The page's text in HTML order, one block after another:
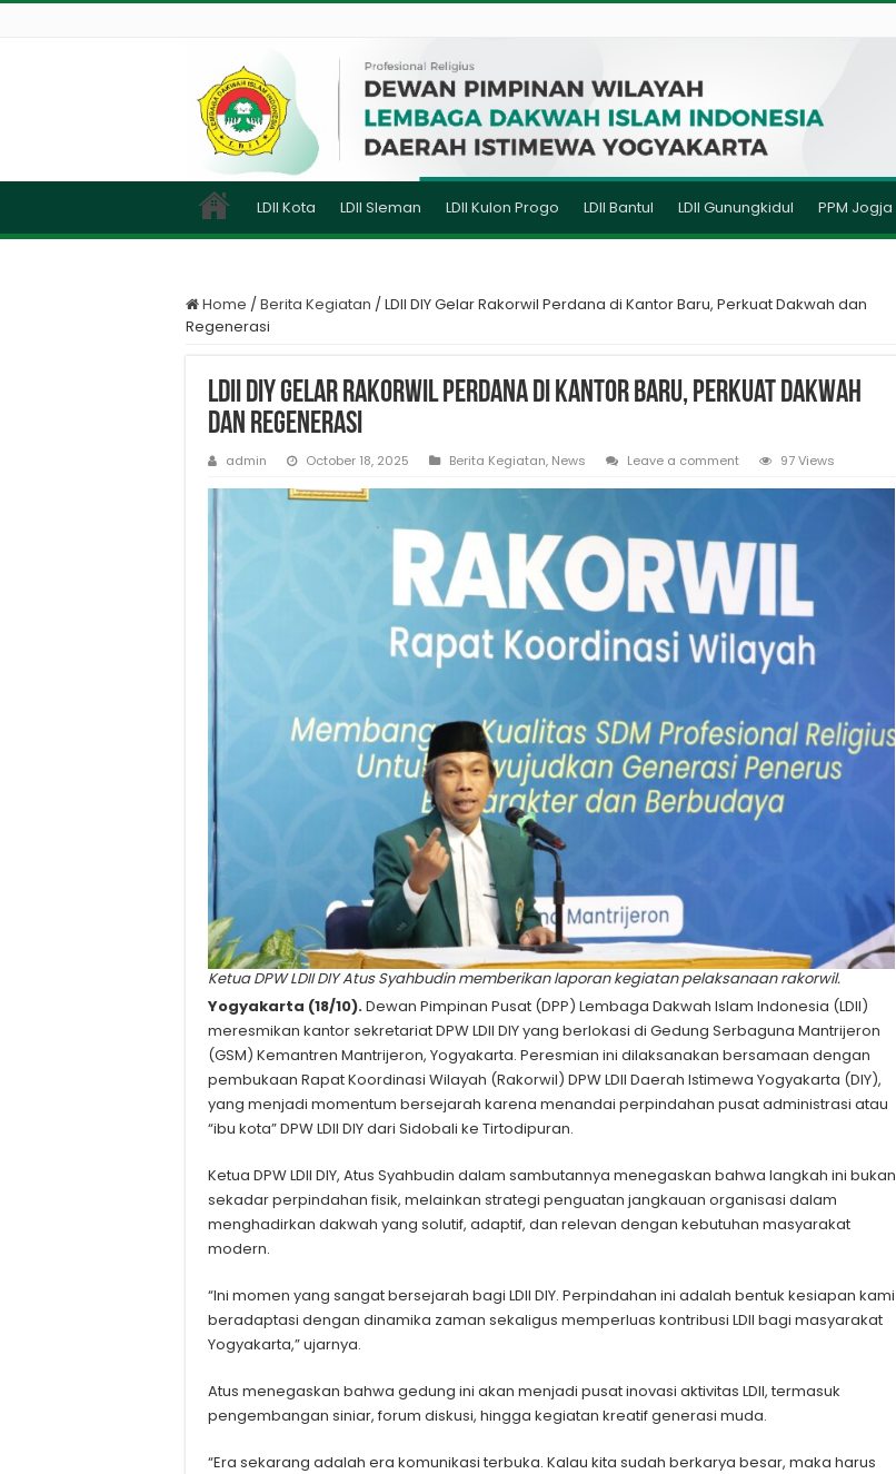
LDII Kota LDII Sleman LDII Kulon Progo LDII Bantul LDII Gunungkidul PPM Jogja
Home / Berita Kegiatan / LDII DIY Gelar Rakorwil Perdana di Kantor Baru, Perkuat Dakwah dan
Regenerasi
LDII DIY Gelar Rakorwil Perdana di Kantor Baru, Perkuat Dakwah
dan Regenerasi
admin October 18, 2025 Berita Kegiatan, News Leave a comment 97 Views
Ketua DPW LDII DIY Atus Syahbudin memberikan laporan kegiatan pelaksanaan rakorwil.
Yogyakarta (18/10).Dewan Pimpinan Pusat (DPP) Lembaga Dakwah Islam Indonesia (LDII)
meresmikan kantor sekretariat DPW LDII DIY yang berlokasi di Gedung Serbaguna Mantrijeron
(GSM) Kemantren Mantrijeron, Yogyakarta. Peresmian ini dilaksanakan bersamaan dengan
pembukaan Rapat Koordinasi Wilayah (Rakorwil) DPW LDII Daerah Istimewa Yogyakarta (DIY),
yang menjadi momentum bersejarah karena menandai perpindahan pusat administrasi atau
“ibu kota” DPW LDII DIY dari Sidobali ke Tirtodipuran.
Ketua DPW LDII DIY, Atus Syahbudin dalam sambutannya menegaskan bahwa langkah ini bukan
sekadar perpindahan fisik, melainkan strategi penguatan jangkauan organisasi dalam
menghadirkan dakwah yang solutif, adaptif, dan relevan dengan kebutuhan masyarakat
modern.
“Ini momen yang sangat bersejarah bagi LDII DIY. Perpindahan ini adalah bentuk kesiapan kami
beradaptasi dengan dinamika zaman sekaligus memperluas kontribusi LDII bagi masyarakat
Yogyakarta,” ujarnya.
Atus menegaskan bahwa gedung ini akan menjadi pusat inovasi aktivitas LDII, termasuk
pengembangan siniar, forum diskusi, hingga kegiatan kreatif generasi muda.
“Era sekarang adalah era komunikasi terbuka. Kalau kita sudah berkarya besar, maka harus